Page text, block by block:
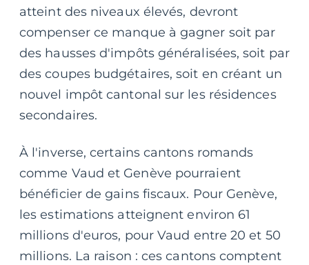
atteint des niveaux élevés, devront
compenser ce manque à gagner soit par
des hausses d'impôts généralisées, soit par
des coupes budgétaires, soit en créant un
nouvel impôt cantonal sur les résidences
secondaires.
À l'inverse, certains cantons romands
comme Vaud et Genève pourraient
bénéficier de gains fiscaux. Pour Genève,
les estimations atteignent environ 61
millions d'euros, pour Vaud entre 20 et 50
millions. La raison : ces cantons comptent